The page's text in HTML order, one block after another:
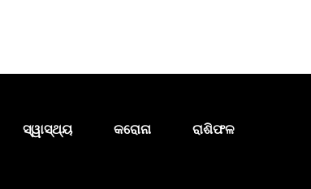
ସ୍ୱାସ୍ଥ୍ୟ କରୋନା ରାଶିଫଳ